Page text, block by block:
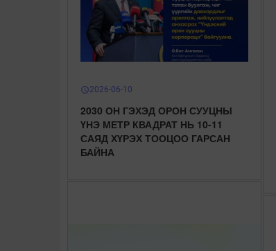
schedule2026-06-10
2030 ОН ГЭХЭД ОРОН СУУЦНЫ
ҮНЭ МЕТР КВАДРАТ НЬ 10-11
САЯД ХҮРЭХ ТООЦОО ГАРСАН
БАЙНА